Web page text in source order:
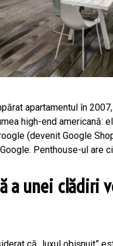
apartamentul în
high-end americană:
(devenit Google
Penthouse-ul are
a unei clădiri